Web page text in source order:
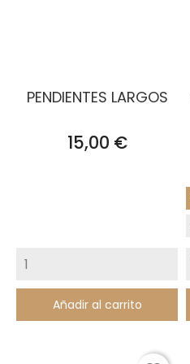
PENDIENTES LARGOS
Precio
15,00 €
Añadir al carrito